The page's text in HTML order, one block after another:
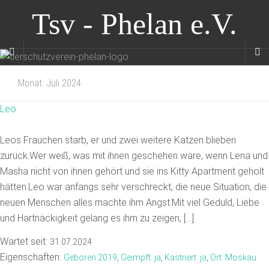
Tsv - Phelan e.V.
Monat: Juli 2024
Leo
Leos Frauchen starb, er und zwei weitere Katzen blieben
zurück.Wer weiß, was mit ihnen geschehen wäre, wenn Lena und
Masha nicht von ihnen gehört und sie ins Kitty Apartment geholt
hätten.Leo war anfangs sehr verschreckt, die neue Situation, die
neuen Menschen alles machte ihm Angst.Mit viel Geduld, Liebe
und Hartnäckigkeit gelang es ihm zu zeigen, […]
Wartet seit: 31.07.2024
Eigenschaften: Geboren 2019 Geimpft: ja Kastriert: ja Ort: Moskau